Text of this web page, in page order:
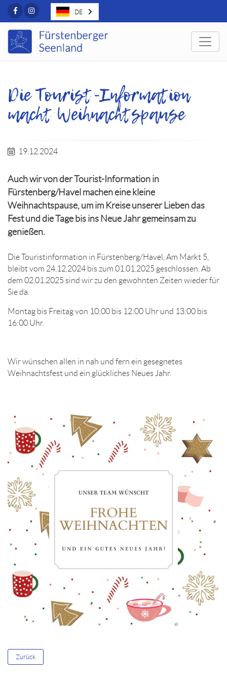
FacebookInstagram
Die Tourist-Information
macht Weihnachtspause
19.12.2024
Auch wir von der Tourist-Information in
Fürstenberg/Havel machen eine kleine
Weihnachtspause, um im Kreise unserer Lieben das
Fest und die Tage bis ins Neue Jahr gemeinsam zu
genießen.
Die Touristinformation in Fürstenberg/Havel, Am Markt 5,
bleibt vom 24.12.2024 bis zum 01.01.2025 geschlossen. Ab
dem 02.01.2025 sind wir zu den gewohnten Zeiten wieder für
Sie da.
Montag bis Freitag von 10:00 bis 12:00 Uhr und 13:00 bis
16:00 Uhr.
Wir wünschen allen in nah und fern ein gesegnetes
Weihnachtsfest und ein glückliches Neues Jahr.
Zurück
DE